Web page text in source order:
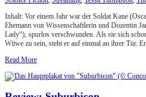
Inhalt: Vor einem Jahr war der Soldat Kane
Ehemann von Wissenschaftlerin und Dozentin
Lady“), spurlos verschwunden. Als sie sich
Witwe zu sein, steht er auf einmal an ihrer Tür.
Read More